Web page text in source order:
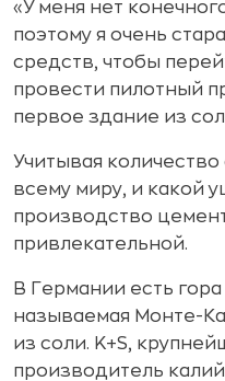
«У меня нет
поэтому я очень
средств, чтобы
провести пилотный
первое здание из
Учитывая
всему миру, и какой
производство
привлекательной.
В Германии есть
называемая Монте-
из соли. K+S,
производитель